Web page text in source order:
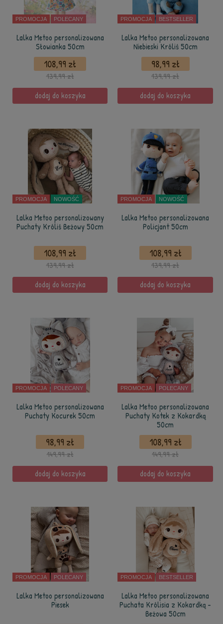
PROMOCJA POLECANY
Lalka Metoo personalizowana
Słowianka 50cm
108,99 zł
139,99 zł
dodaj do koszyka
PROMOCJA BESTSELLER
Lalka Metoo personalizowana
Niebieski Króliś 50cm
98,99 zł
139,99 zł
dodaj do koszyka
PROMOCJA NOWOŚĆ
Lalka Metoo personalizowany
Puchaty Króliś Beżowy 50cm
108,99 zł
139,99 zł
dodaj do koszyka
PROMOCJA NOWOŚĆ
Lalka Metoo personalizowana
Policjant 50cm
108,99 zł
139,99 zł
dodaj do koszyka
PROMOCJA POLECANY
Lalka Metoo personalizowana
Puchaty Kocurek 50cm
98,99 zł
149,99 zł
dodaj do koszyka
PROMOCJA POLECANY
Lalka Metoo personalizowana
Puchaty Kotek z Kokardką
50cm
108,99 zł
149,99 zł
dodaj do koszyka
PROMOCJA POLECANY
Lalka Metoo personalizowana
Piesek
PROMOCJA BESTSELLER
Lalka Metoo personalizowana
Puchata Królisia z Kokardką -
Beżowa 50cm